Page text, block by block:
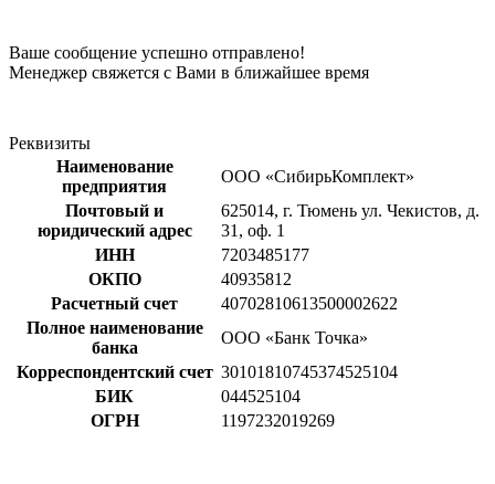
Ваше сообщение успешно отправлено!
Менеджер свяжется с Вами в ближайшее время
Реквизиты
Наименование
предприятия
ООО «СибирьКомплект»
Почтовый и
юридический адрес
625014, г. Тюмень ул. Чекистов, д.
31, оф. 1
ИНН
7203485177
ОКПО
40935812
Расчетный счет
40702810613500002622
Полное наименование
банка
ООО «Банк Точка»
Корреспондентский счет 30101810745374525104
БИК
044525104
ОГРН
1197232019269